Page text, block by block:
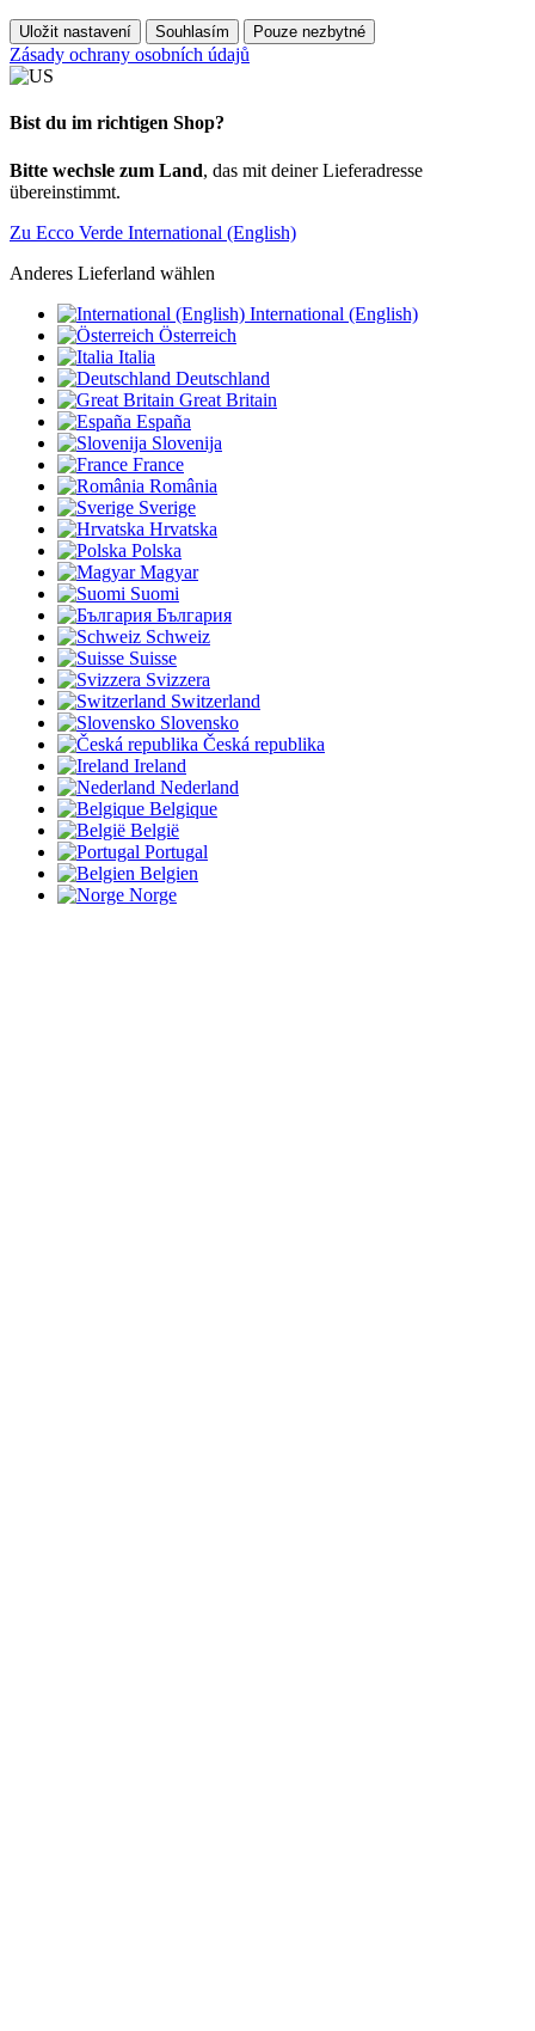
Uložit nastavení Souhlasím Pouze nezbytné
Zásady ochrany osobních údajů
Bist du im richtigen Shop?
Bitte wechsle zum Land, das mit deiner Lieferadresse
übereinstimmt.
Zu Ecco Verde International (English)
Anderes Lieferland wählen
International (English)
Österreich
Italia
Deutschland
Great Britain
España
Slovenija
France
România
Sverige
Hrvatska
Polska
Magyar
Suomi
България
Schweiz
Suisse
Svizzera
Switzerland
Slovensko
Česká republika
Ireland
Nederland
Belgique
België
Portugal
Belgien
Norge